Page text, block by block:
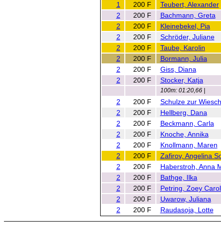
1
200 F
Teubert, Alexander
2
200 F
Bachmann, Greta
2
200 F
Kleinebekel, Pia
2
200 F
Schröder, Juliane
2
200 F
Taube, Karolin
2
200 F
Bormann, Julia
2
200 F
Giss, Diana
2
200 F Stocker, Katja
100m: 01:20,66 |
2 200 F
Schulze zur
2
200 F
Hellberg, Dana
2
200 F
Beckmann, Carla
2
200 F
Knoche, Annika
2
200 F
Knollmann, Maren
2
200 F
Zafirov, Angelina
2
200 F
Haberstroh, Anna
2
200 F
Bathge, Ilka
2
200 F
Petring, Zoey
2
200 F
Uwarow, Juliana
2
200 F Raudasoja, Lotte